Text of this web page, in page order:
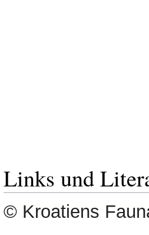
Links und
© Kroatiens